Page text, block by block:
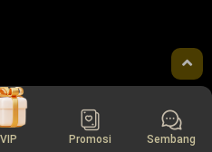
VIP Promosi Sembang